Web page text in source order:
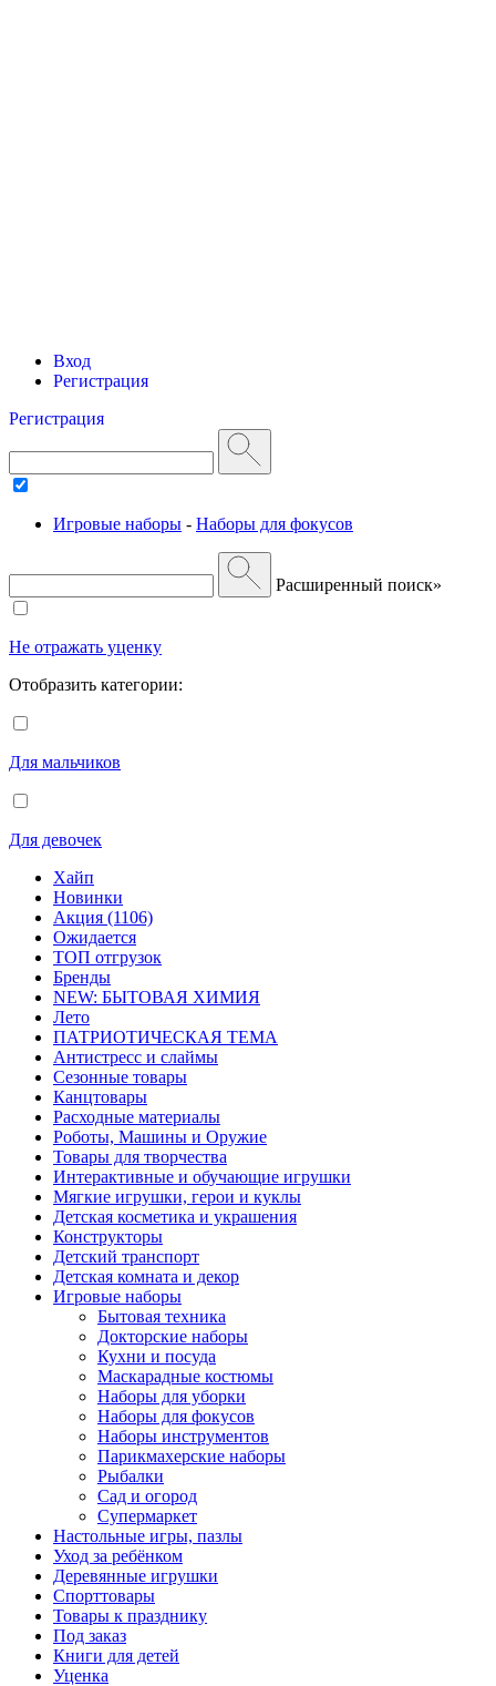
Вход
Регистрация
Регистрация
Игровые наборы - Наборы для фокусов
Расширенный поиск»
Не отражать уценку
Отобразить категории:
Для мальчиков
Для девочек
Хайп
Новинки
Акция (1106)
Ожидается
ТОП отгрузок
Бренды
NEW: БЫТОВАЯ ХИМИЯ
Лето
ПАТРИОТИЧЕСКАЯ ТЕМА
Антистресс и слаймы
Сезонные товары
Канцтовары
Расходные материалы
Роботы, Машины и Оружие
Товары для творчества
Интерактивные и обучающие игрушки
Мягкие игрушки, герои и куклы
Детская косметика и украшения
Конструкторы
Детский транспорт
Детская комната и декор
Игровые наборы
Бытовая техника
Докторские наборы
Кухни и посуда
Маскарадные костюмы
Наборы для уборки
Наборы для фокусов
Наборы инструментов
Парикмахерские наборы
Рыбалки
Сад и огород
Супермаркет
Настольные игры, пазлы
Уход за ребёнком
Деревянные игрушки
Спорттовары
Товары к празднику
Под заказ
Книги для детей
Уценка